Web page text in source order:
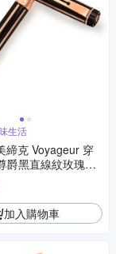
生活
締克 Voyageur 穿
爵黑直線紋玫瑰金
加入購物車